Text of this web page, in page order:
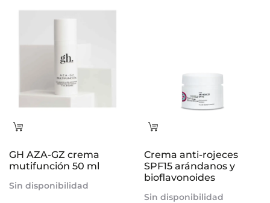
Leer
GH AZA-GZ crema
mutifunción 50 ml
Sin disponibilidad
Leer
Crema anti-rojeces
SPF15 arándanos y
bioflavonoides
Sin disponibilidad